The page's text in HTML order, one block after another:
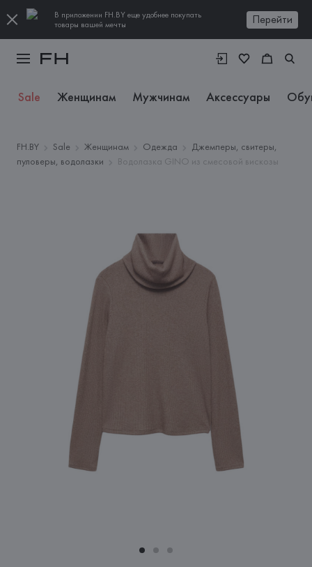
В приложении FH.BY еще удобнее покупать
товары вашей мечты
Перейти
Sale Женщинам Мужчинам Аксессуары
FH.BY Sale Женщинам Одежда
Джемперы, свитеры,
пуловеры, водолазки
Водолазка GINO из смесовой вискозы